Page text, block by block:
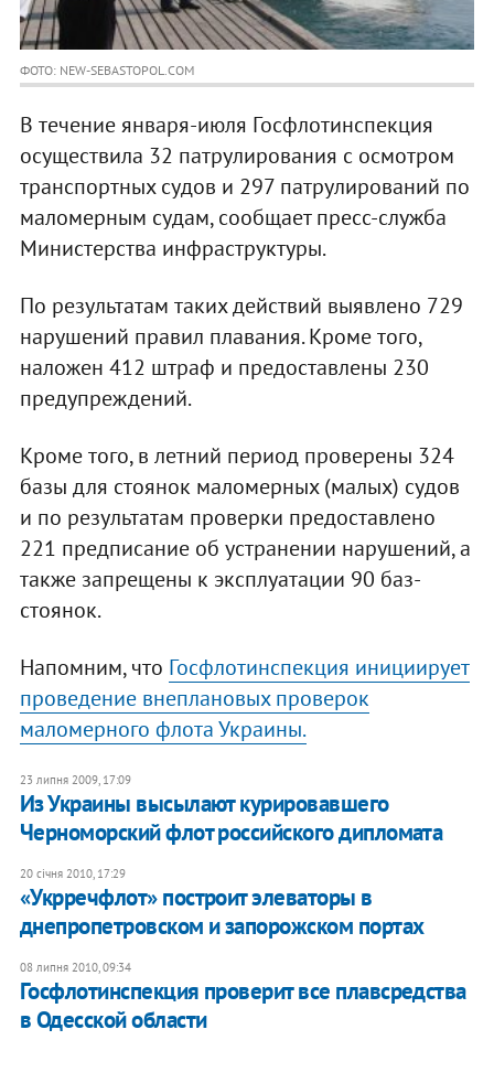
ФОТО: NEW-SEBASTOPOL.COM
В течение января-июля Госфлотинспекция
осуществила 32 патрулирования с осмотром
транспортных судов и 297 патрулирований по
маломерным судам, сообщает пресс-служба
Министерства инфраструктуры.
По результатам таких действий выявлено 729
нарушений правил плавания. Кроме того,
наложен 412 штраф и предоставлены 230
предупреждений.
Кроме того, в летний период проверены 324
базы для стоянок маломерных (малых) судов
и по результатам проверки предоставлено
221 предписание об устранении нарушений, а
также запрещены к эксплуатации 90 баз-
стоянок.
Напомним, что Госфлотинспекция инициирует
проведение внеплановых проверок
маломерного флота Украины.
23 липня 2009, 17:09
Из Украины высылают курировавшего
Черноморский флот российского дипломата
20 січня 2010, 17:29
«Укрречфлот» построит элеваторы в
днепропетровском и запорожском портах
08 липня 2010, 09:34
Госфлотинспекция проверит все плавсредства
в Одесской области